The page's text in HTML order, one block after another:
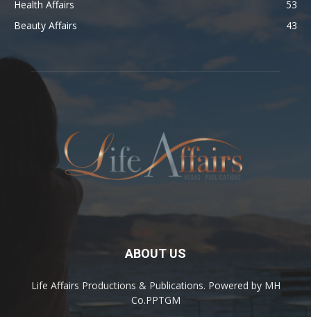
Health Affairs
53
Beauty Affairs
43
ABOUT US
Life Affairs Productions & Publications. Powered by MH
Co.PPTGM